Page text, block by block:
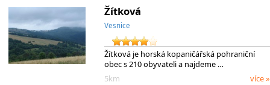
Žítková
Vesnice
Žítková je horská kopaničářská pohraniční
obec s 210 obyvateli a najdeme …
5km
více »